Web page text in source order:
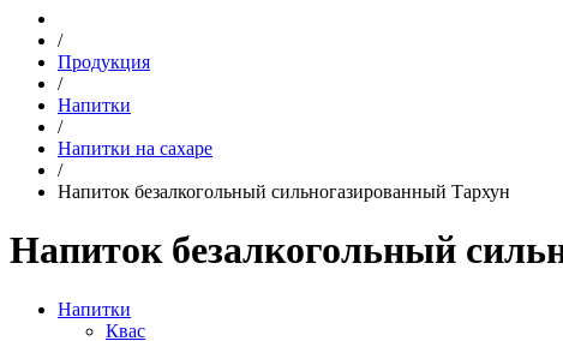
/
Продукция
/
Напитки
/
Напитки на сахаре
/
Напиток безалкогольный сильногазированный Тархун
Напиток безалкогольный
Напитки
Квас